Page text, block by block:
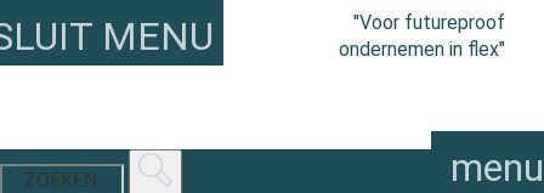
"Voor futureproof
ondernemen in flex"
MENU
menu